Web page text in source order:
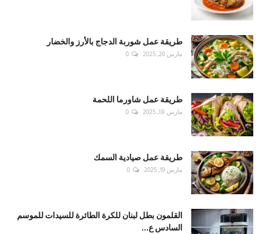
طريقة عمل شوربة الدجاج بالأرز والخضار
مارس 20, 2025 0
طريقة عمل شاورما اللحمة
مارس 18, 2025 0
طريقة عمل صيادية السمك
مارس 19, 2025 0
القلمون بطل لبنان للكرة الطائرة للسيدات للموسم
السادس ع...